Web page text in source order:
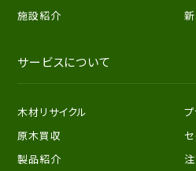
施設紹介
サービスについて
木材リサイクル
原木買収
製品紹介